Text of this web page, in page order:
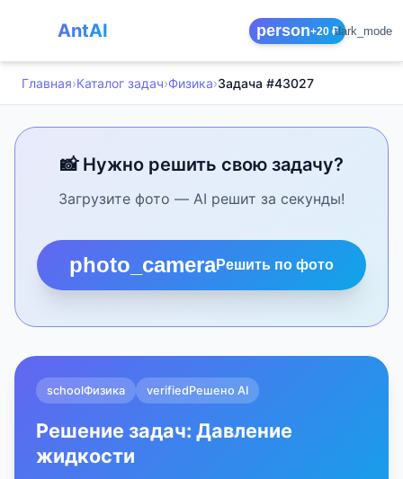
AntAI person+20 ₽dark_mode
Главная›Каталог задач›Физика›Задача #43027
📸 Нужно решить свою задачу?
Загрузите фото — AI решит за секунды!
photo_cameraРешить по фото
schoolФизика verifiedРешено AI
Решение задач: Давление
жидкости